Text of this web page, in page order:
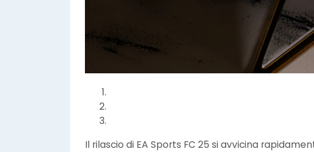
Il rilascio di EA Sports FC 25 si avvicina